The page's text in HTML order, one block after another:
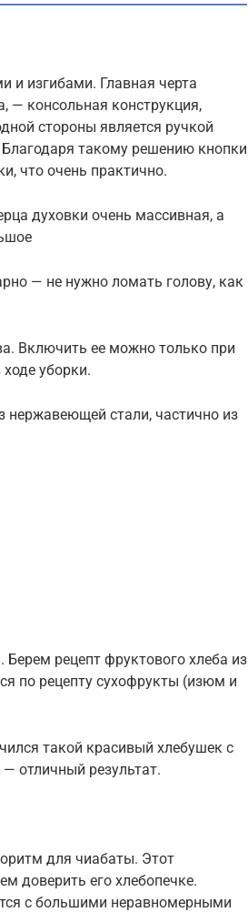
и изгибами. Главная черта
— консольная конструкция,
стороны является ручкой
такому решению кнопки
что очень практично.
духовки очень массивная, а
— не нужно ломать голову, как
Включить ее можно только при
уборки.
нержавеющей стали, частично из
рецепт фруктового хлеба из
по рецепту сухофрукты (изюм и
такой красивый хлебушек с
отличный результат.
для чиабаты. Этот
доверить его хлебопечке.
с большими неравномерными